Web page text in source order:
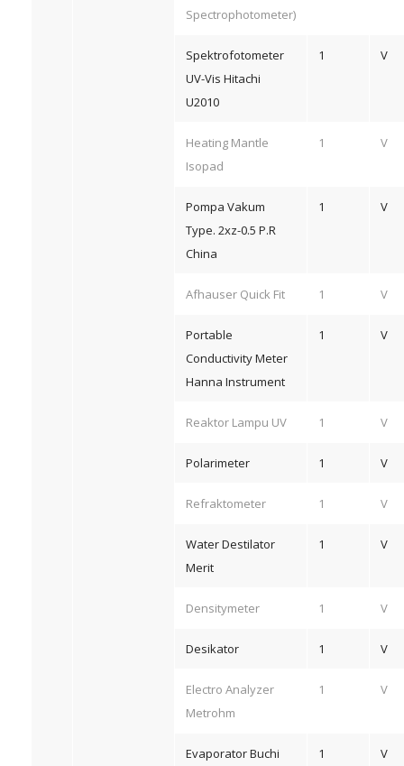
Spectrophotometer)
Spektrofotometer
UV-Vis Hitachi
U2010
1 V
Heating Mantle
Isopad
1 V
Pompa Vakum
Type. 2xz-0.5 P.R
China
1 V
Afhauser Quick Fit 1 V
Portable
Conductivity Meter
Hanna Instrument
1 V
Reaktor Lampu UV 1 V
Polarimeter 1 V
Refraktometer 1 V
Water Destilator
Merit
1 V
Densitymeter 1 V
Desikator 1 V
Electro Analyzer
Metrohm
1 V
Evaporator Buchi 1 V